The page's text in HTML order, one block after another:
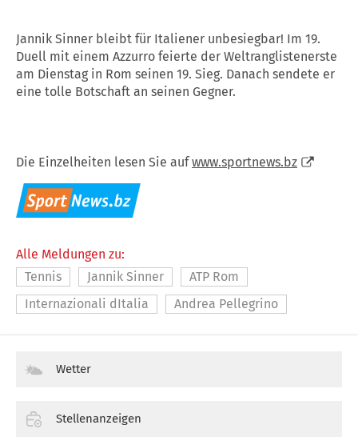
Jannik Sinner bleibt für Italiener unbesiegbar! Im 19.
Duell mit einem Azzurro feierte der Weltranglistenerste
am Dienstag in Rom seinen 19. Sieg. Danach sendete er
eine tolle Botschaft an seinen Gegner.
Die Einzelheiten lesen Sie aufwww.sportnews.bz
Alle Meldungen zu:
Tennis
Jannik Sinner
ATP Rom
Internazionali dItalia
Andrea Pellegrino
Wetter
Stellenanzeigen